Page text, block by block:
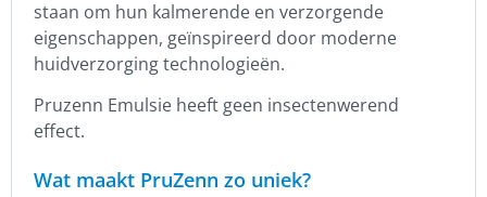
staan om hun kalmerende en verzorgende
eigenschappen, geïnspireerd door moderne
huidverzorging technologieën.
Pruzenn Emulsie heeft geen insectenwerend
effect.
Wat maakt PruZenn zo uniek?